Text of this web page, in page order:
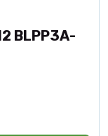
BLPP3A-